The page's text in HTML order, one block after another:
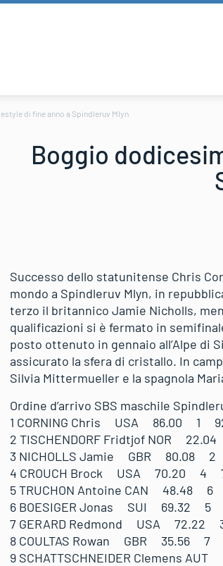
di fine anno a Spindleruv Mlyn
Boggio
Successo dello statunitense Chris
mondo a Spindleruv Mlyn, in
terzo il britannico Jamie Nicholls,
qualificazioni si è fermato in
posto ottenuto in gennaio all’Alpe di
assicurato la sfera di cristallo. In
Silvia Mittermueller e la spagnola
Ordine d’arrivo SBS maschile
1 CORNING Chris USA 86.00
2 TISCHENDORF Fridtjof NOR
3 NICHOLLS Jamie GBR
4 CROUCH Brock USA 70.20
5 TRUCHON Antoine CAN
6 BOESIGER Jonas SUI 69.32
7 GERARD Redmond USA
8 COULTAS Rowan GBR
9 SCHATTSCHNEIDER